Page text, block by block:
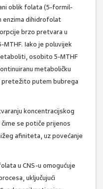
oblik folata (5-formil-
enzima dihidrofolat
brzo pretvara u
Iako je poluvijek
osobito 5-MTHF
metaboličku
pretežito putem bubrega
koncentracijskog
se potiče prijenos
afiniteta, uz povećanje
u CNS-u omogućuje
uključujući